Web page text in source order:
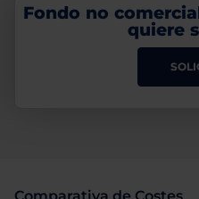
Fondo no
quiere